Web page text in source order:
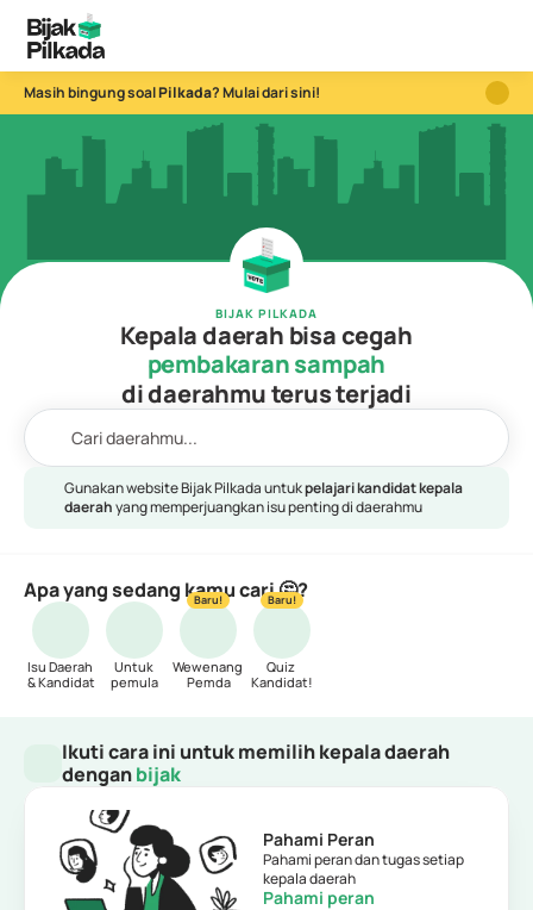
Kepala daerah bisa cegah
pembakaran sampah
jalanan rusak
kemacetan parah
sekolah tidak layak
di daerahmu terus terjadi
Cari daerahmu...
Gunakan website Bijak Pilkada untuk pelajari kandidat kepala
daerah yang memperjuangkan isu penting di daerahmu
BIJAK PILKADA
Masih bingung soal Pilkada? Mulai dari sini!
Ikuti cara ini untuk memilih kepala daerah
dengan bijak
Pahami Peran
Pahami peran dan tugas setiap
kepala daerah
Pahami peran
Apa yang sedang kamu cari 🤔?
Isu Daerah
& Kandidat
Baru!
Wewenang
Pemda
Untuk
pemula
Baru!
Quiz
Kandidat!